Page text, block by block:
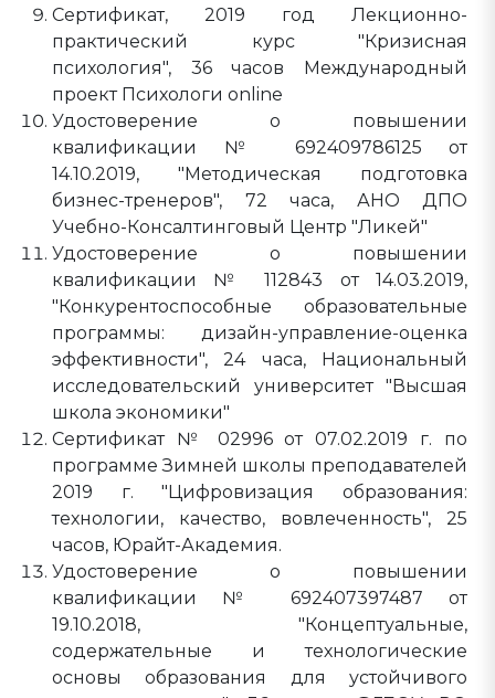
Сертификат, 2019 год Лекционно-
практический курс "Кризисная
психология", 36 часов Международный
проект Психологи online
Удостоверение о повышении
квалификации № 692409786125 от
14.10.2019, "Методическая подготовка
бизнес-тренеров", 72 часа, АНО ДПО
Учебно-Консалтинговый Центр "Ликей"
Удостоверение о повышении
квалификации № 112843 от 14.03.2019,
"Конкурентоспособные образовательные
программы: дизайн-управление-оценка
эффективности", 24 часа, Национальный
исследовательский университет "Высшая
школа экономики"
Сертификат № 02996 от 07.02.2019 г. по
программе Зимней школы преподавателей
2019 г. "Цифровизация образования:
технологии, качество, вовлеченность", 25
часов, Юрайт-Академия.
Удостоверение о повышении
квалификации № 692407397487 от
19.10.2018, "Концептуальные,
содержательные и технологические
основы образования для устойчивого